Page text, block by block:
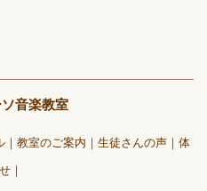
音楽教室
教室のご案内 生徒さんの声 体